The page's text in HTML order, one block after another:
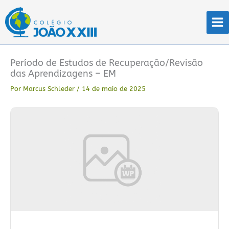
para
conteúdo
Período de Estudos de Recuperação/Revisão
das Aprendizagens – EM
Por Marcus Schleder / 14 de maio de 2025